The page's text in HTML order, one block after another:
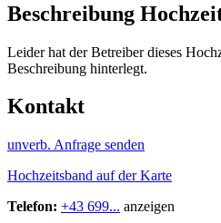
Beschreibung
Leider hat der Betreiber dieses
Beschreibung hinterlegt.
Kontakt
unverb. Anfrage senden
Hochzeitsband auf der Karte
Telefon: +43 699... anzeigen